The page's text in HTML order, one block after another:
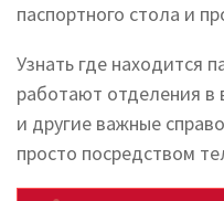
паспортного стола и
Узнать где находится
работают отделения
и другие важные
просто посредством